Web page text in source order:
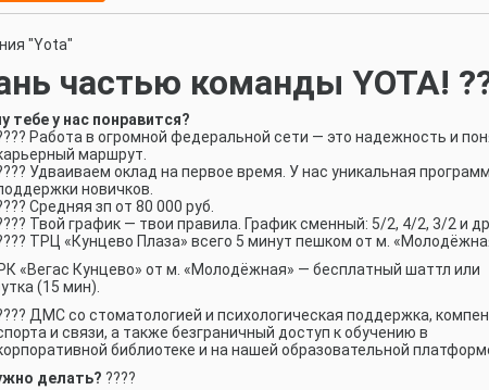
"Yota"
частью команды YOTA!
тебе у нас понравится?
Работа в огромной федеральной сети — это надежность и
маршрут.
Удваиваем оклад на первое время. У нас уникальная
новичков.
Средняя зп от 80 000 руб.
Твой график — твои правила. График сменный: 5/2, 4/2, 3/2 и
ТРЦ «Кунцево Плаза» всего 5 минут пешком от м.
«Вегас Кунцево» от м. «Молодёжная» — бесплатный шаттл или
(15 мин).
ДМС со стоматологией и психологическая поддержка,
и связи, а также безграничный доступ к обучению в
библиотеке и на нашей образовательной
делать? ????